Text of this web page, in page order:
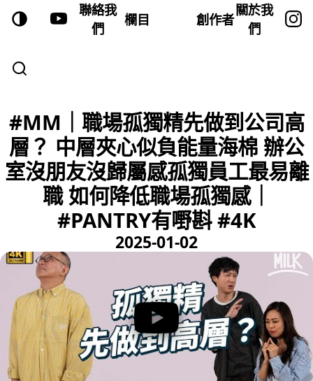
聯絡我
們
欄目 創作者
關於我
們
#MM｜職場孤獨精先做到公司高
層？ 中層夾心似負能量海棉 辦公
室沒朋友沒歸屬感孤獨員工最易離
職 如何降低職場孤獨感｜
#PANTRY有嘢斟 #4K
2025-01-02